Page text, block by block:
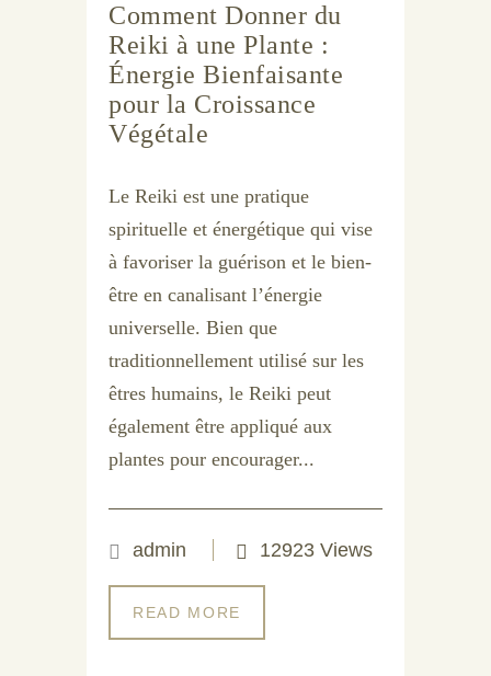
Comment Donner du
Reiki à une Plante :
Énergie Bienfaisante
pour la Croissance
Végétale
Le Reiki est une pratique
spirituelle et énergétique qui vise
à favoriser la guérison et le bien-
être en canalisant l’énergie
universelle. Bien que
traditionnellement utilisé sur les
êtres humains, le Reiki peut
également être appliqué aux
plantes pour encourager...
admin 12923 Views
READ MORE